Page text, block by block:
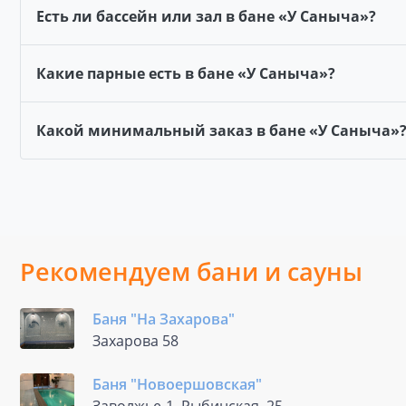
Есть ли бассейн или зал в бане «У Саныча»?
Какие парные есть в бане «У Саныча»?
Какой минимальный заказ в бане «У Саныча»?
Рекомендуем бани и сауны
Баня "На Захарова"
Захарова 58
Баня "Новоершовская"